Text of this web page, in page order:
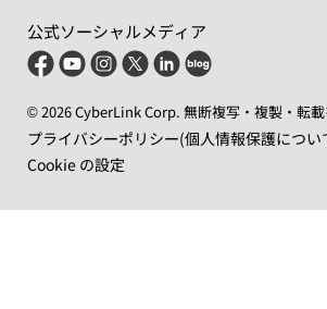
公式ソーシャルメディア
© 2026 CyberLink Corp. 無断複写・複製・転
プライバシーポリシー(個人情報保護につい
Cookie の設定